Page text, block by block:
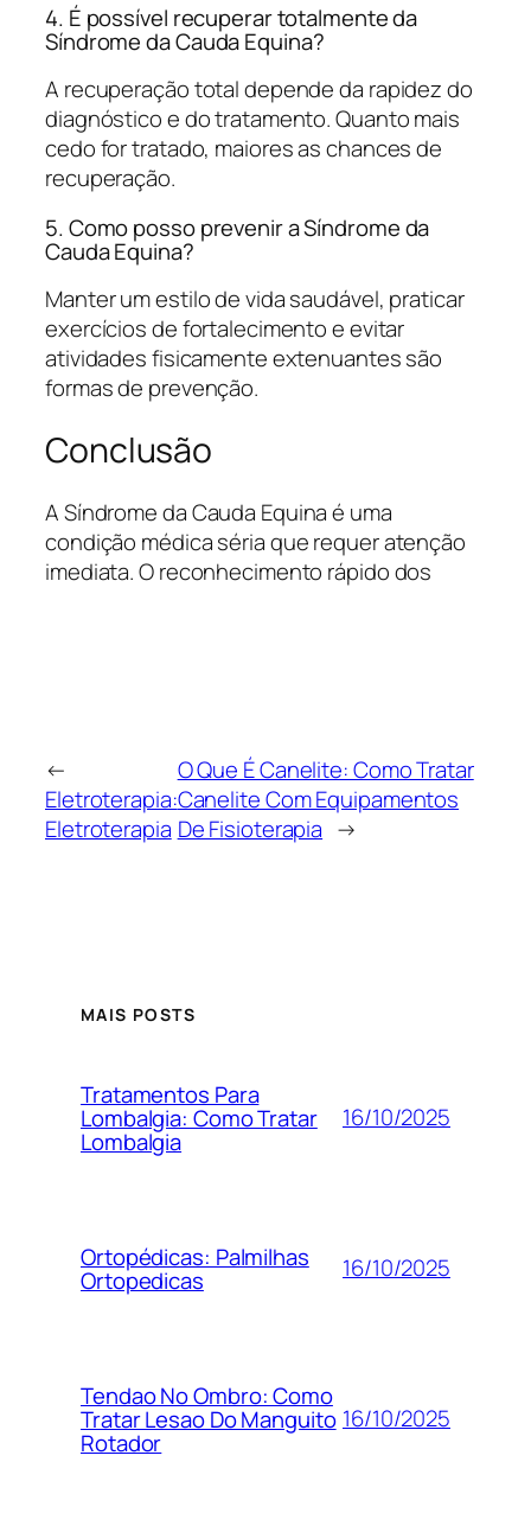
4. É possível recuperar totalmente da
Síndrome da Cauda Equina?
A recuperação total depende da rapidez do
diagnóstico e do tratamento. Quanto mais
cedo for tratado, maiores as chances de
recuperação.
5. Como posso prevenir a Síndrome da
Cauda Equina?
Manter um estilo de vida saudável, praticar
exercícios de fortalecimento e evitar
atividades fisicamente extenuantes são
formas de prevenção.
Conclusão
A Síndrome da Cauda Equina é uma
condição médica séria que requer atenção
imediata. O reconhecimento rápido dos
←
Eletroterapia:
Eletroterapia
O Que É Canelite: Como Tratar
Canelite Com Equipamentos
De Fisioterapia →
MAIS POSTS
Tratamentos Para
Lombalgia: Como Tratar
Lombalgia
16/10/2025
Ortopédicas: Palmilhas
Ortopedicas 16/10/2025
Tendao No Ombro: Como
Tratar Lesao Do Manguito
Rotador
16/10/2025